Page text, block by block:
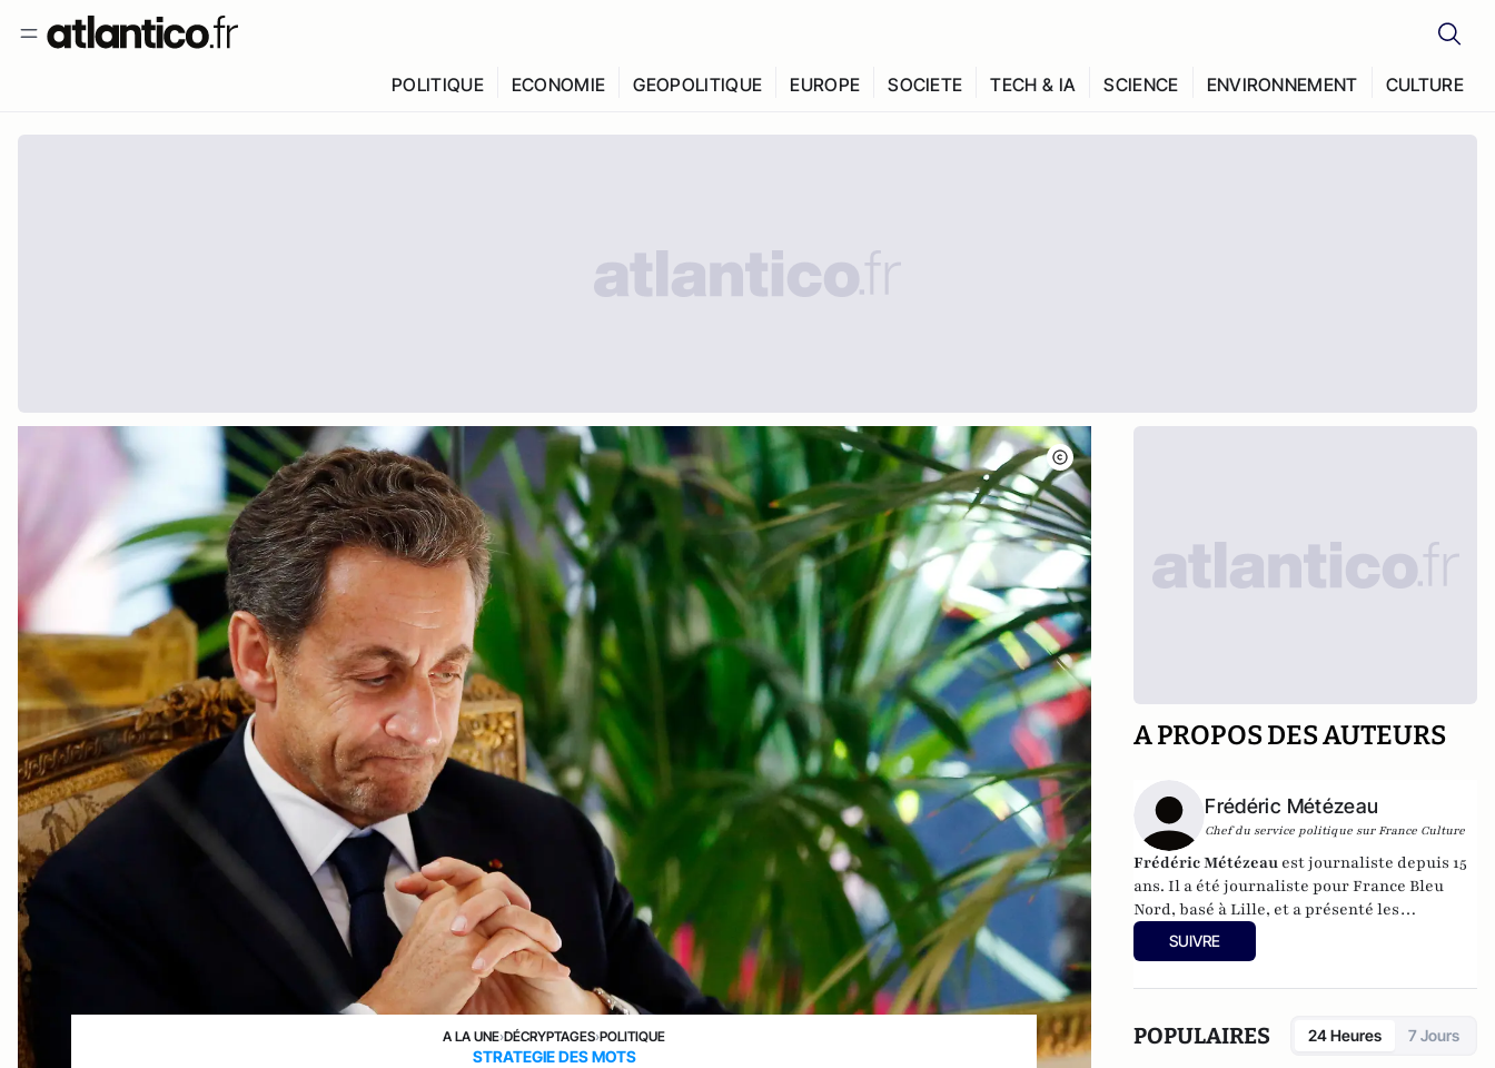
POLITIQUE ECONOMIE GEOPOLITIQUE EUROPE SOCIETE TECH & IA SCIENCE ENVIRONNEMENT CULTURE
A LA UNE›DÉCRYPTAGES›POLITIQUE
STRATEGIE DES MOTS
A PROPOS DES AUTEURS
Frédéric Métézeau
Chef du service politique sur France Culture
Frédéric Métézeau est journaliste depuis 15
ans. Il a été journaliste pour France Bleu
Nord, basé à Lille, et a présenté les
informations sur France Inter avant devenir
chef du service politique sur France Culture.
SUIVRE
POPULAIRES 24 Heures 7 Jours